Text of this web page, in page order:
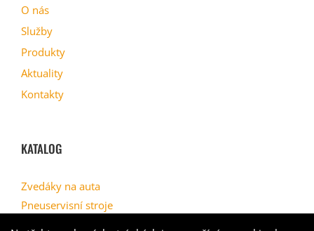
O nás
Služby
Produkty
Aktuality
Kontakty
KATALOG
Zvedáky na auta
Pneuservisní stroje